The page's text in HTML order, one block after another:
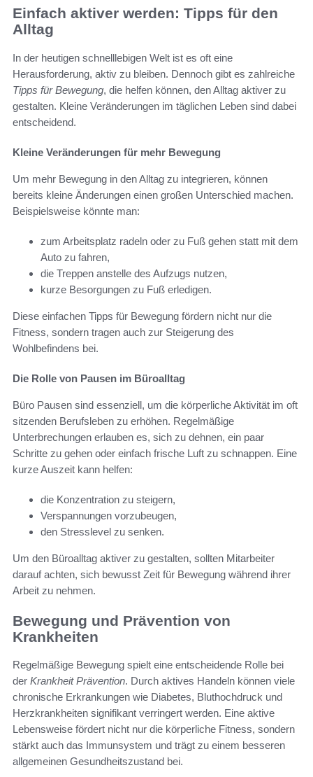
Einfach aktiver werden: Tipps für den
Alltag
In der heutigen schnelllebigen Welt ist es oft eine
Herausforderung, aktiv zu bleiben. Dennoch gibt es zahlreiche
Tipps für Bewegung, die helfen können, den Alltag aktiver zu
gestalten. Kleine Veränderungen im täglichen Leben sind dabei
entscheidend.
Kleine Veränderungen für mehr Bewegung
Um mehr Bewegung in den Alltag zu integrieren, können
bereits kleine Änderungen einen großen Unterschied machen.
Beispielsweise könnte man:
zum Arbeitsplatz radeln oder zu Fuß gehen statt mit dem
Auto zu fahren,
die Treppen anstelle des Aufzugs nutzen,
kurze Besorgungen zu Fuß erledigen.
Diese einfachen Tipps für Bewegung fördern nicht nur die
Fitness, sondern tragen auch zur Steigerung des
Wohlbefindens bei.
Die Rolle von Pausen im Büroalltag
Büro Pausen sind essenziell, um die körperliche Aktivität im oft
sitzenden Berufsleben zu erhöhen. Regelmäßige
Unterbrechungen erlauben es, sich zu dehnen, ein paar
Schritte zu gehen oder einfach frische Luft zu schnappen. Eine
kurze Auszeit kann helfen:
die Konzentration zu steigern,
Verspannungen vorzubeugen,
den Stresslevel zu senken.
Um den Büroalltag aktiver zu gestalten, sollten Mitarbeiter
darauf achten, sich bewusst Zeit für Bewegung während ihrer
Arbeit zu nehmen.
Bewegung und Prävention von
Krankheiten
Regelmäßige Bewegung spielt eine entscheidende Rolle bei
der Krankheit Prävention. Durch aktives Handeln können viele
chronische Erkrankungen wie Diabetes, Bluthochdruck und
Herzkrankheiten signifikant verringert werden. Eine aktive
Lebensweise fördert nicht nur die körperliche Fitness, sondern
stärkt auch das Immunsystem und trägt zu einem besseren
allgemeinen Gesundheitszustand bei.